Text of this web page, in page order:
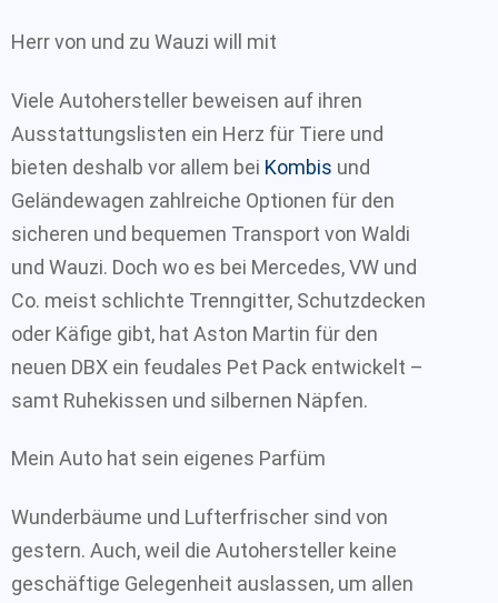
Herr von und zu Wauzi will mit
Viele Autohersteller beweisen auf ihren
Ausstattungslisten ein Herz für Tiere und
bieten deshalb vor allem bei Kombis und
Geländewagen zahlreiche Optionen für den
sicheren und bequemen Transport von Waldi
und Wauzi. Doch wo es bei Mercedes, VW und
Co. meist schlichte Trenngitter, Schutzdecken
oder Käfige gibt, hat Aston Martin für den
neuen DBX ein feudales Pet Pack entwickelt –
samt Ruhekissen und silbernen Näpfen.
Mein Auto hat sein eigenes Parfüm
Wunderbäume und Lufterfrischer sind von
gestern. Auch, weil die Autohersteller keine
geschäftige Gelegenheit auslassen, um allen